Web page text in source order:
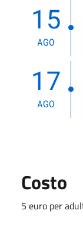
15
AGO
17
AGO
Costo
5 euro per